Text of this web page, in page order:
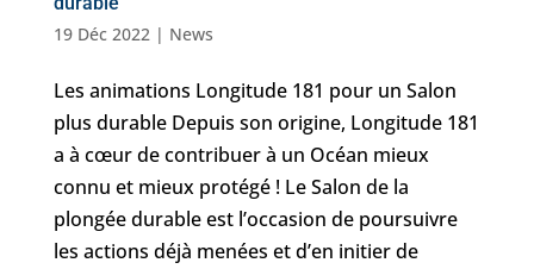
19 Déc 2022| News
Les animations Longitude 181 pour un Salon
plus durable Depuis son origine, Longitude 181
a à cœur de contribuer à un Océan mieux
connu et mieux protégé ! Le Salon de la
plongée durable est l’occasion de poursuivre
les actions déjà menées et d’en initier de